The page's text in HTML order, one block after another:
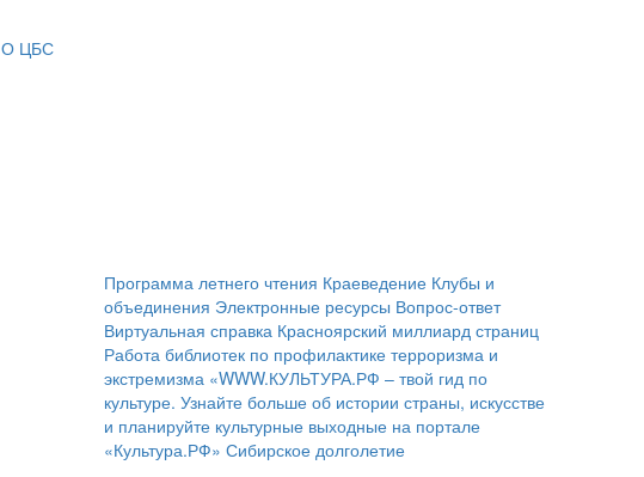
О ЦБС
Программа летнего чтения Краеведение Клубы и
объединения Электронные ресурсы Вопрос-ответ
Виртуальная справка Красноярский миллиард страниц
Работа библиотек по профилактике терроризма и
экстремизма «WWW.КУЛЬТУРА.РФ – твой гид по
культуре. Узнайте больше об истории страны, искусстве
и планируйте культурные выходные на портале
«Культура.РФ» Сибирское долголетие